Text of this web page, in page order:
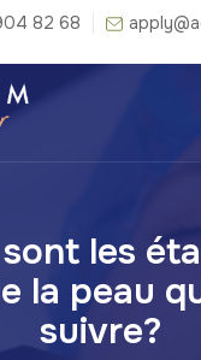
82 68
les
la peau
suivre?